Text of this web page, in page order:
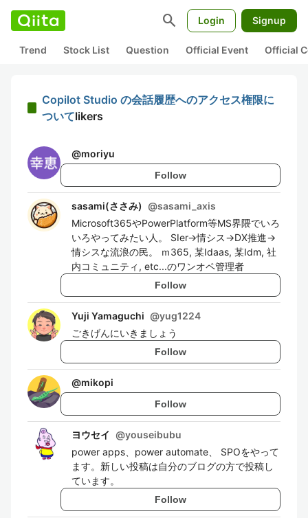
search Login Signup
Trend Stock List Question Official Event Official
Copilot Studio の会話履歴へのアクセス権限に
ついてlikers
@moriyu
Follow
sasami(ささみ) @sasami_axis
Microsoft365やPowerPlatform等MS界隈でいろ
いろやってみたい人。 SIer→情シス→DX推進→
情シスな流浪の民。 ｍ365, 某Idaas, 某Idm, 社
内コミュニティ, etc...のワンオペ管理者
Follow
Yuji Yamaguchi @yug1224
ごきげんにいきましょう
Follow
@mikopi
Follow
ヨウセイ @youseibubu
power apps、power automate、 SPOをやって
ます。新しい投稿は自分のブログの方で投稿し
ています。
Follow